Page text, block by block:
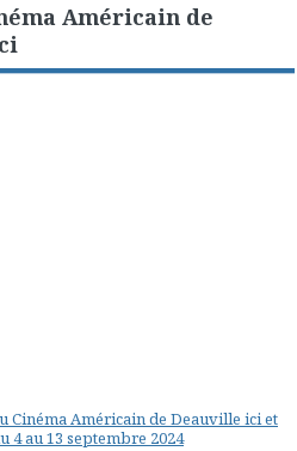
Américain de
Cinéma Américain de Deauville ici et
au 13 septembre 2024